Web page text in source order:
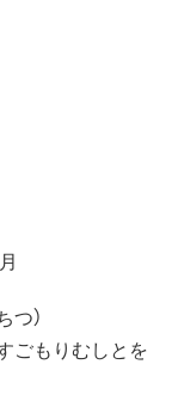
）
りむしとを